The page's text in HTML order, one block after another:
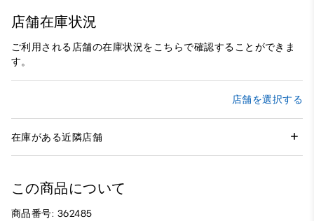
店舗在庫状況
ご利用される店舗の在庫状況をこちらで確認することができま
す。
店舗を選択する
在庫がある近隣店舗
この商品について
商品番号: 362485